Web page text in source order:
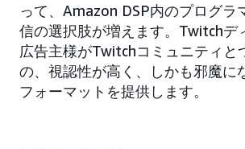
って、Amazon DSP内のプログラ
信の選択肢が増えます。Twitchデ
広告主様がTwitchコミュニティと
の、視認性が高く、しかも邪魔に
フォーマットを提供します。